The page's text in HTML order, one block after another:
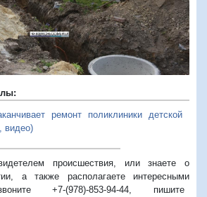
ремонт поликлиники детской
видео)
происшествия, или знаете о
а также располагаете интересными
+7-(978)-853-94-44, пишите